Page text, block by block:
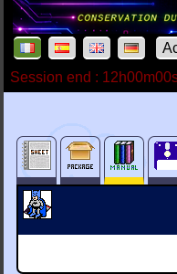
Session end :